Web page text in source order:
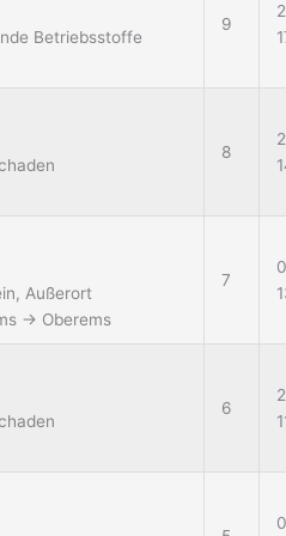
Betriebsstoffe
9
8
Außerort
→ Oberems
7
6